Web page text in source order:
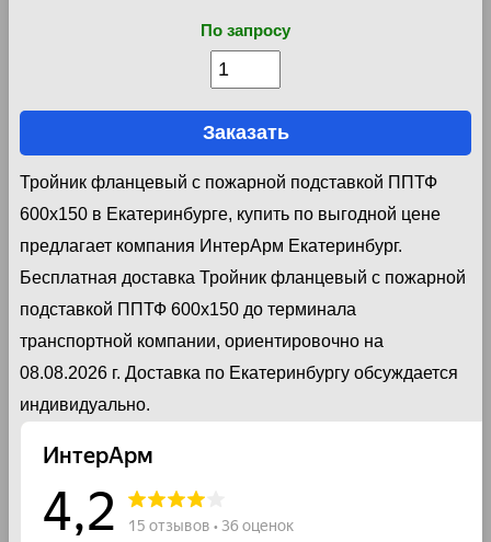
По запросу
Заказать
Тройник фланцевый с пожарной подставкой ППТФ
600х150 в Екатеринбурге, купить по выгодной цене
предлагает компания ИнтерАрм Екатеринбург.
Бесплатная доставка Тройник фланцевый с пожарной
подставкой ППТФ 600х150 до терминала
транспортной компании, ориентировочно на
08.08.2026 г. Доставка по Екатеринбургу обсуждается
индивидуально.